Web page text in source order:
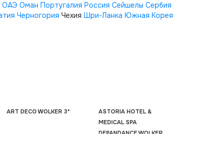
ОАЭ Оман Португалия Россия Сейшелы Сербия
Черногория Чехия Шри-Ланка Южная Корея
ART DECO WOLKER 3*
ASTORIA HOTEL &
MEDICAL SPA
DEPANDANCE WOLKER